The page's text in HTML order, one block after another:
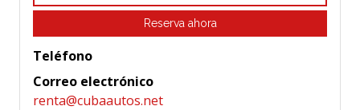
Reserva ahora
Teléfono
Correo electrónico
renta@cubaautos.net